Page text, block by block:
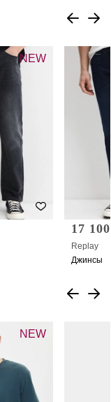
NEW
17
Replay
Джинсы
NEW